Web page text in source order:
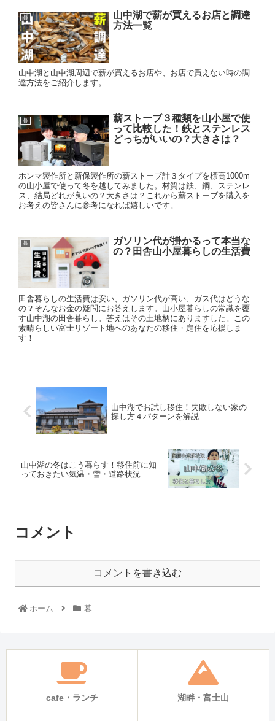
暮
山中湖で薪が買えるお店と調達
方法一覧
山中湖と山中湖周辺で薪が買えるお店や、お店で買えない時の調
達方法をご紹介します。
暮
薪ストーブ３種類を山小屋で使
って比較した！鉄とステンレス
どっちがいいの？大きさは？
ホンマ製作所と新保製作所の薪ストーブ計３タイプを標高1000m
の山小屋で使って冬を越してみました。材質は鉄、鋼、ステンレ
ス、結局どれが良いの？大きさは？これから薪ストーブを購入を
お考えの皆さんに参考になれば嬉しいです。
暮
ガソリン代が掛かるって本当な
の？田舎山小屋暮らしの生活費
田舎暮らしの生活費は安い、ガソリン代が高い、ガス代はどうな
の？そんなお金の疑問にお答えします。山小屋暮らしの常識を覆
す山中湖の田舎暮らし。答えはその土地柄にありますした。この
素晴らしい富士リゾート地へのあなたの移住・定住を応援しま
す！
山中湖でお試し移住！失敗しない家の
探し方４パターンを解説
山中湖の冬はこう暮らす！移住前に知
っておきたい気温・雪・道路状況
コメント
コメントを書き込む
ホーム 暮
cafe・ランチ 湖畔・富士山